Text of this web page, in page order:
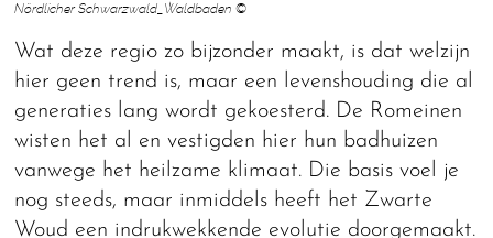
Nördlicher Schwarzwald_Waldbaden ©
Wat deze regio zo bijzonder maakt, is dat welzijn
hier geen trend is, maar een levenshouding die al
generaties lang wordt gekoesterd. De Romeinen
wisten het al en vestigden hier hun badhuizen
vanwege het heilzame klimaat. Die basis voel je
nog steeds, maar inmiddels heeft het Zwarte
Woud een indrukwekkende evolutie doorgemaakt.